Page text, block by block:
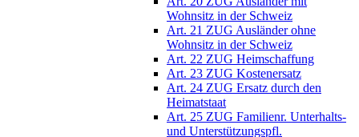
Wohnsitz in der Schweiz
Art. 21 ZUG Ausländer ohne
Wohnsitz in der Schweiz
Art. 22 ZUG Heimschaffung
Art. 23 ZUG Kostenersatz
Art. 24 ZUG Ersatz durch den
Heimatstaat
Art. 25 ZUG Familienr. Unterhalts-
und Unterstützungspfl.